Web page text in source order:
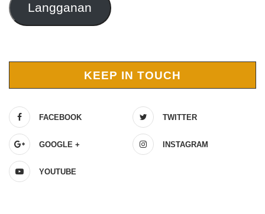
Langganan
KEEP IN TOUCH
FACEBOOK TWITTER
GOOGLE + INSTAGRAM
YOUTUBE